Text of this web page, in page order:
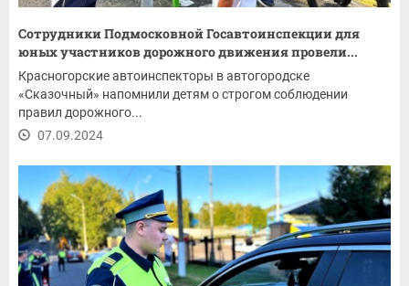
Сотрудники Подмосковной Госавтоинспекции для
юных участников дорожного движения провели...
Красногорские автоинспекторы в автогородске
«Сказочный» напомнили детям о строгом соблюдении
правил дорожного...
07.09.2024